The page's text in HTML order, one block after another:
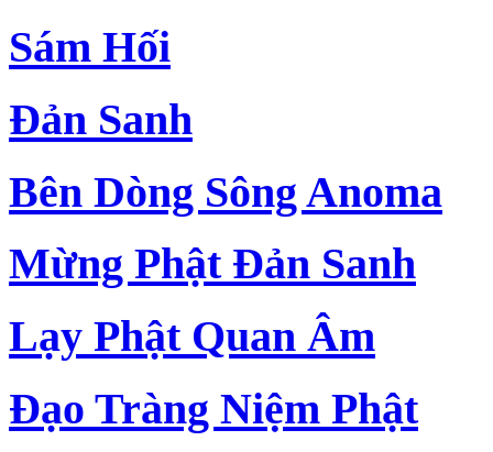
Sám Hối
Đản Sanh
Bên Dòng Sông Anoma
Mừng Phật Đản Sanh
Lạy Phật Quan Âm
Đạo Tràng Niệm Phật